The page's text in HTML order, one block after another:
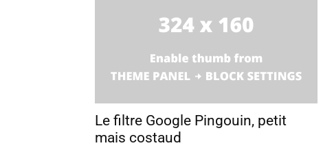
Le filtre Google Pingouin, petit
mais costaud